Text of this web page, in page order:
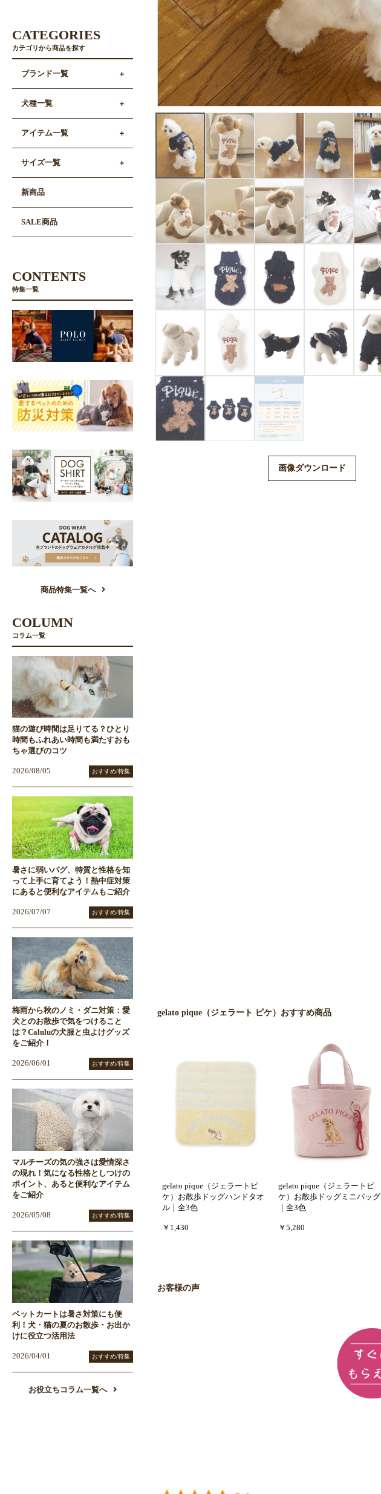
画像ダウンロード
gelato pique（ジェラート ピケ）おすすめ商品
gelato pique（ジェラートピ
ケ）お散歩ドッグハンドタオ
ル｜全3色
￥1,430
gelato pique（ジェラートピ
ケ）お散歩ドッグミニバッグ
｜全3色
￥5,280
お客様の声
CATEGORIES
カテゴリから商品を探す
ブランド一覧
犬種一覧
アイテム一覧
サイズ一覧
新商品
SALE商品
CONTENTS
特集一覧
商品特集一覧へ
COLUMN
コラム一覧
猫の遊び時間は足りてる？ひとり
時間もふれあい時間も満たすおも
ちゃ選びのコツ
2026/08/05 おすすめ/特集
暑さに弱いパグ、特質と性格を知
って上手に育てよう！熱中症対策
にあると便利なアイテムもご紹介
2026/07/07 おすすめ/特集
梅雨から秋のノミ・ダニ対策：愛
犬とのお散歩で気をつけること
は？Caluluの犬服と虫よけグッズ
をご紹介！
2026/06/01 おすすめ/特集
マルチーズの気の強さは愛情深さ
の現れ！気になる性格としつけの
ポイント、あると便利なアイテム
をご紹介
2026/05/08 おすすめ/特集
ペットカートは暑さ対策にも便
利！犬・猫の夏のお散歩・お出か
けに役立つ活用法
2026/04/01 おすすめ/特集
お役立ちコラム一覧へ